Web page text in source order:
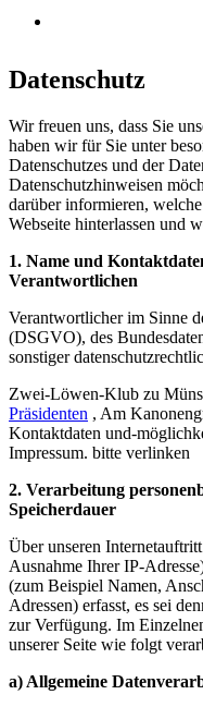
Datenschutz
Wir freuen uns, dass Sie
haben wir für Sie unter
Datenschutzes und der
Datenschutzhinweisen
darüber informieren,
Webseite hinterlassen und
1. Name und
Verantwortlichen
Verantwortlicher im Sinne
(DSGVO), des
sonstiger
Zwei-Löwen-Klub zu
Präsidenten , Am
Kontaktdaten und-
Impressum. bitte verlinken
2. Verarbeitung
Speicherdauer
Über unseren Internetauftritt
Ausnahme Ihrer IP-
(zum Beispiel Namen,
Adressen) erfasst, es sei
zur Verfügung. Im
unserer Seite wie folgt
a) Allgemeine